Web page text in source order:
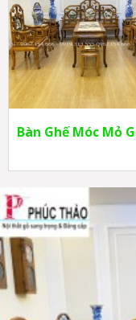
Bàn Ghế Móc Mỏ